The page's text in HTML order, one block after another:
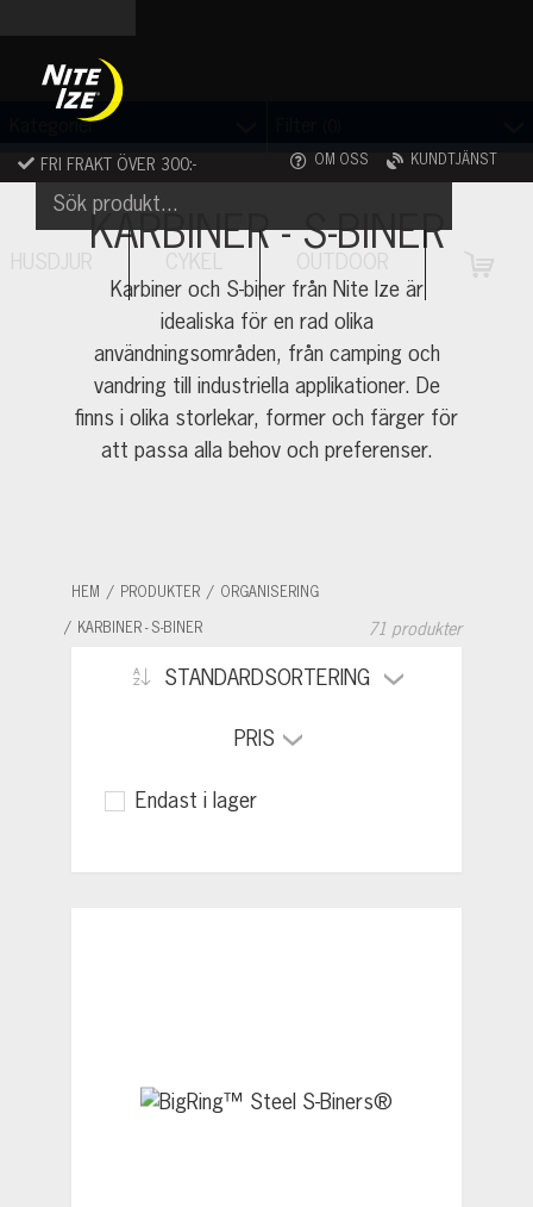
content
FRI FRAKT ÖVER 300:- OM OSS KUNDTJÄNST
KARBINER - S-BINER
Karbiner och S-biner från Nite Ize är
idealiska för en rad olika
användningsområden, från camping och
vandring till industriella applikationer. De
finns i olika storlekar, former och färger för
att passa alla behov och preferenser.
HEM PRODUKTER ORGANISERING
KARBINER - S-BINER 71 produkter
STANDARDSORTERING
PRIS
Endast i lager
Kategorier